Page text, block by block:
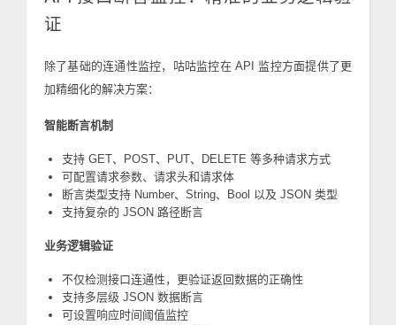
证
除了基础的连通性监控，咕咕监控在 API 监控方面提供了更
加精细化的解决方案：
智能断言机制
支持 GET、POST、PUT、DELETE 等多种请求方式
可配置请求参数、请求头和请求体
断言类型支持 Number、String、Bool 以及 JSON 类型
支持复杂的 JSON 路径断言
业务逻辑验证
不仅检测接口连通性，更验证返回数据的正确性
支持多层级 JSON 数据断言
可设置响应时间阈值监控